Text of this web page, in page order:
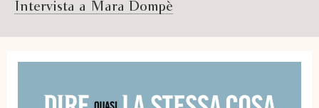
Intervista a Mara Dompè